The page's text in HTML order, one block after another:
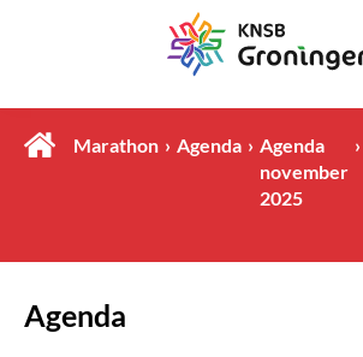
Marathon Agenda
Agenda
november
2025
Agenda